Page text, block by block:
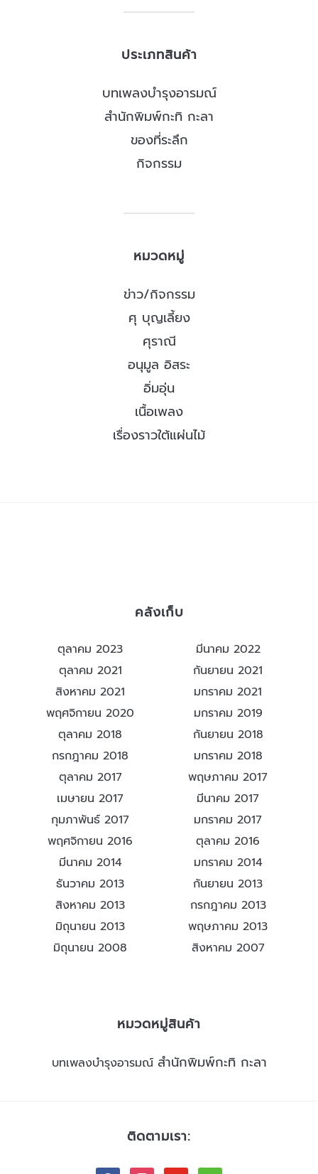
ประเภทสินค้า
บทเพลงบำรุงอารมณ์
สำนักพิมพ์กะทิ กะลา
ของที่ระลึก
กิจกรรม
หมวดหมู่
ข่าว/กิจกรรม
ศุ บุญเลี้ยง
ศุราณี
อนุมูล อิสระ
อิ่มอุ่น
เนื้อเพลง
เรื่องราวใต้แผ่นไม้
คลังเก็บ
ตุลาคม 2023
มีนาคม 2022
ตุลาคม 2021
กันยายน 2021
สิงหาคม 2021
มกราคม 2021
พฤศจิกายน 2020
มกราคม 2019
ตุลาคม 2018
กันยายน 2018
กรกฎาคม 2018
มกราคม 2018
ตุลาคม 2017
พฤษภาคม 2017
เมษายน 2017
มีนาคม 2017
กุมภาพันธ์ 2017
มกราคม 2017
พฤศจิกายน 2016
ตุลาคม 2016
มีนาคม 2014
มกราคม 2014
ธันวาคม 2013
กันยายน 2013
สิงหาคม 2013
กรกฎาคม 2013
มิถุนายน 2013
พฤษภาคม 2013
มิถุนายน 2008
สิงหาคม 2007
หมวดหมู่สินค้า
บทเพลงบำรุงอารมณ์ สำนักพิมพ์กะทิ กะลา
ติดตามเรา: